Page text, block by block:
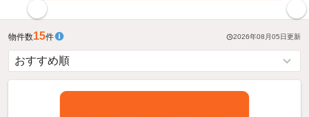
物件数15件 2026年08月05日更新